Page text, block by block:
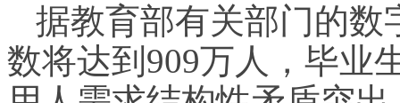
据教育部有关部门的数
数将达到909万人，毕业